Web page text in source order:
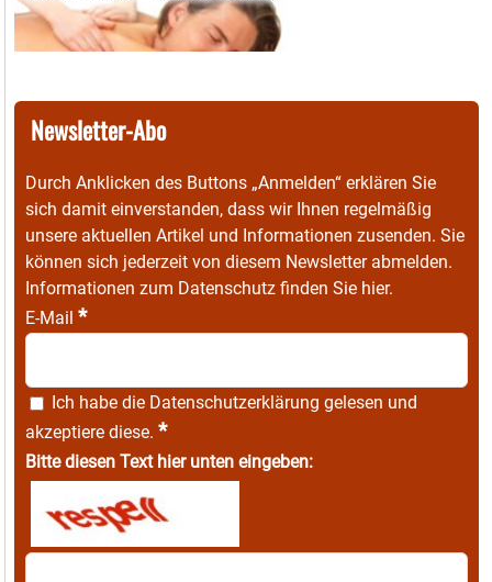
Newsletter-Abo
Durch Anklicken des Buttons „Anmelden“ erklären Sie
sich damit einverstanden, dass wir Ihnen regelmäßig
unsere aktuellen Artikel und Informationen zusenden. Sie
können sich jederzeit von diesem Newsletter abmelden.
Informationen zum Datenschutz finden Sie hier.
E-Mail *
Ich habe die Datenschutzerklärung gelesen und
akzeptiere diese. *
Bitte diesen Text hier unten eingeben: